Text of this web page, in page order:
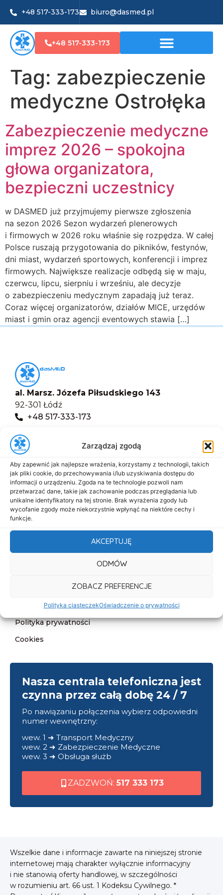
Zarządzaj zgodą
Aby zapewnić jak najlepsze wrażenia, korzystamy z technologii, takich
jak pliki cookie, do przechowywania i/lub uzyskiwania dostępu do
informacji o urządzeniu. Zgoda na te technologie pozwoli nam
przetwarzać dane, takie jak zachowanie podczas przeglądania lub
unikalne identyfikatory na tej stronie. Brak wyrażenia zgody lub
wycofanie zgody może niekorzystnie wpłynąć na niektóre cechy i
funkcje.
AKCEPTUJĘ
ODMÓW
ZOBACZ PREFERENCJE
Polityka ciasteczekOświadczenie o prywatności
+48 517-333-173 biuro@dasmed.pl
+48 517-333-173
Tag: zabezpieczenie
medyczne Ostrołęka
Zabezpieczenie medyczne
imprez 2026 – spokojna
głowa organizatora,
bezpieczni uczestnicy
w DASMED już przyjmujemy pierwsze zgłoszenia
na sezon 2026 Sezon wydarzeń plenerowych
i firmowych w 2026 roku właśnie się rozpędza. W całej
Polsce ruszają przygotowania do pikników, festynów,
dni miast, wydarzeń sportowych, konferencji i imprez
firmowych. Największe realizacje odbędą się w maju,
czerwcu, lipcu, sierpniu i wrześniu, ale decyzje
o zabezpieczeniu medycznym zapadają już teraz.
Coraz więcej organizatorów, działów MICE, urzędów
miast i gmin oraz agencji eventowych stawia […]
al. Marsz. Józefa Piłsudskiego 143
92-301 Łódź
+48 517-333-173
Menu
Start
O nas
Oferta
Cennik
Kontakt
Deklaracja dostępności
Klauzula informacyjna
Polityka prywatności
Cookies
Nasza centrala telefoniczna jest
czynna przez całą dobę 24 / 7
Po nawiązaniu połączenia wybierz odpowiedni
numer wewnętrzny:
wew. 1 ➜ Transport Medyczny
wew. 2 ➜ Zabezpieczenie Medyczne
wew. 3 ➜ Obsługa służb
ZADZWOŃ: 517 333 173
Wszelkie dane i informacje zawarte na niniejszej stronie
internetowej mają charakter wyłącznie informacyjny
i nie stanowią oferty handlowej, w szczególności
w rozumieniu art. 66 ust. 1 Kodeksu Cywilnego. *